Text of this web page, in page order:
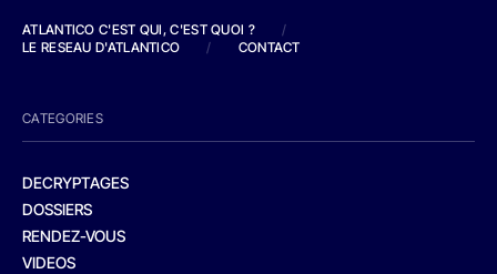
ATLANTICO C'EST QUI, C'EST QUOI ?
/
LE RESEAU D'ATLANTICO
/ CONTACT
CATEGORIES
DECRYPTAGES
DOSSIERS
RENDEZ-VOUS
VIDEOS